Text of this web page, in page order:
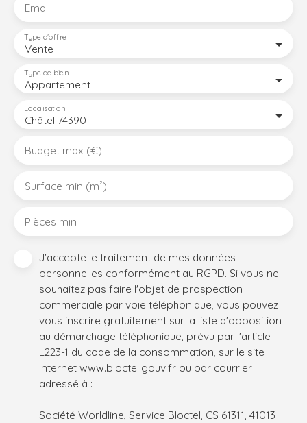
Email
Vente
Type d'offre
Appartement
Type de bien
Châtel 74390
Localisation
Budget max (€)
Surface min (m²)
Pièces min
J'accepte le traitement de mes données
personnelles conformément au RGPD. Si vous ne
souhaitez pas faire l'objet de prospection
commerciale par voie téléphonique, vous pouvez
vous inscrire gratuitement sur la liste d'opposition
au démarchage téléphonique, prévu par l'article
L223-1 du code de la consommation, sur le site
Internet www.bloctel.gouv.fr ou par courrier
adressé à :
Société Worldline, Service Bloctel, CS 61311, 41013